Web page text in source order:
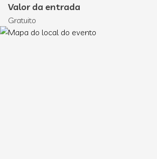
Valor da entrada
Gratuito